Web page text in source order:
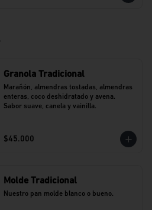
Granola Tradicional
Marañón, almendras tostadas, almendras
enteras, coco deshidratado y avena.
Sabor suave, canela y vainilla.
$45.000
Molde Tradicional
Nuestro pan molde blanco o bueno.